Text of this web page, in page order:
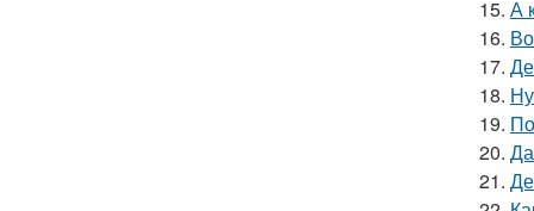
15. А
16.
17.
18.
19.
20.
21.